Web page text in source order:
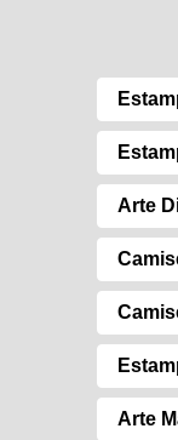
Arte
Arte